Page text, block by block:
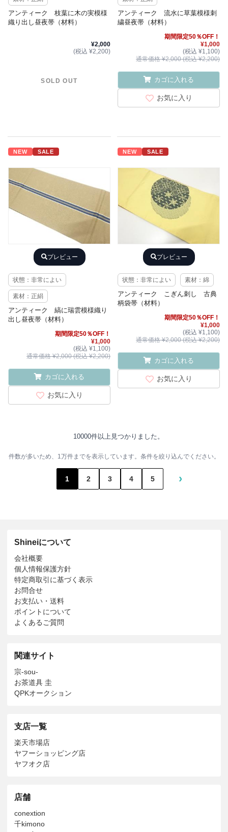
アンティーク 枝葉に木の実模様
織り出し昼夜帯（材料）
¥2,000
(税込 ¥2,200)
SOLD OUT
アンティーク 流水に草葉模様刺
繍昼夜帯（材料）
期間限定50％OFF！
¥1,000
(税込 ¥1,100)
通常価格 ¥2,000 (税込 ¥2,200)
カゴに入れる
お気に入り
NEW SALE
プレビュー
状態：非常によい
素材：正絹
アンティーク 縞に瑞雲模様織り
出し昼夜帯（材料）
期間限定50％OFF！
¥1,000
(税込 ¥1,100)
通常価格 ¥2,000 (税込 ¥2,200)
カゴに入れる
お気に入り
NEW SALE
プレビュー
状態：非常によい 素材：綿
アンティーク こぎん刺し 古典
柄袋帯（材料）
期間限定50％OFF！
¥1,000
(税込 ¥1,100)
通常価格 ¥2,000 (税込 ¥2,200)
カゴに入れる
お気に入り
10000件以上見つかりました。
件数が多いため、1万件までを表示しています。条件を絞り込んでください。
1 2 3 4 5 ›
Shineiについて
会社概要
個人情報保護方針
特定商取引に基づく表示
お問合せ
お支払い・送料
ポイントについて
よくあるご質問
関連サイト
宗-sou-
お茶道具 圭
QPKオークション
支店一覧
楽天市場店
ヤフーショッピング店
ヤフオク店
店舗
conextion
千kimono